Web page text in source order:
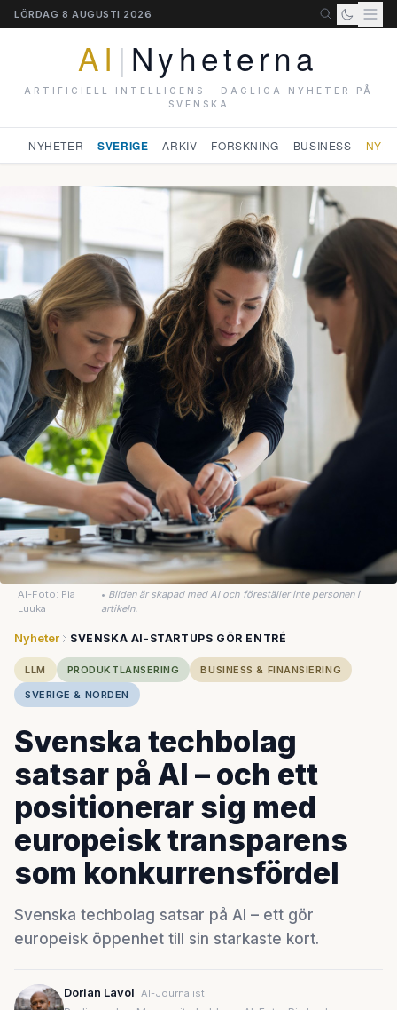
LÖRDAG 8 AUGUSTI 2026
AI | Nyheterna
ARTIFICIELL INTELLIGENS · DAGLIGA NYHETER PÅ
SVENSKA
NYHETER SVERIGE ARKIV FORSKNING BUSINESS
AI-Foto: Pia
Luuka
• Bilden är skapad med AI och föreställer inte personen i
artikeln.
Nyheter SVENSKA AI-STARTUPS GÖR ENTRÉ
LLM PRODUKTLANSERING
BUSINESS & FINANSIERING
SVERIGE & NORDEN
Svenska techbolag
satsar på AI – och ett
positionerar sig med
europeisk transparens
som konkurrensfördel
Svenska techbolag satsar på AI – ett gör
europeisk öppenhet till sin starkaste kort.
Dorian Lavol AI-Journalist